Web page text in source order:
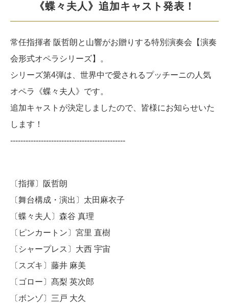
《蝶々夫人》追加キャスト発表！
常任指揮者 阪哲朗と山響がお贈りする特別演奏会【演奏
会形式オペラシリーズ】。
シリーズ第4弾は、世界中で愛されるプッチーニの人気
オペラ《蝶々夫人》です。
追加キャストが決定しましたので、皆様にお知らせいた
します！
---------------------------------------------
〔指揮〕阪哲朗
〔舞台構成・演出〕太田麻衣子
〔蝶々夫人〕森谷 真理
〔ピンカートン〕宮里 直樹
〔シャープレス〕大西 宇宙
〔スズキ〕藤井 麻美
〔ゴロー〕髙梨 英次郎
〔ボンゾ〕三戸 大久